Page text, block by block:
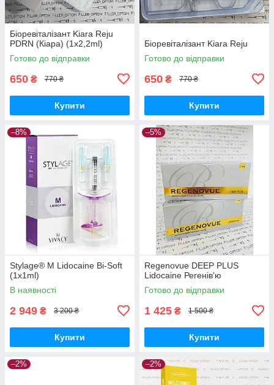
Біоревіталізант Kiara Reju
PDRN (Кіара) (1х2,2ml)
Готово до відправки
650 ₴ 770 ₴
Купити
Біоревіталізант Kiara Reju
Готово до відправки
650 ₴ 770 ₴
Купити
–8%
Stylage® M Lidocaine Bi-Soft
(1x1ml)
В наявності
2 949 ₴ 3 200 ₴
Купити
–5%
Regenovue DEEP PLUS
Lidocaine Регенів'ю
Готово до відправки
1 425 ₴ 1 500 ₴
Купити
–2% –2%